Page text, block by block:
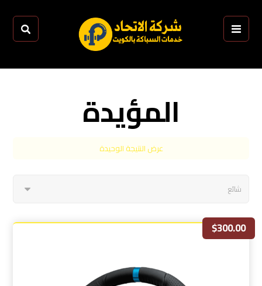
المؤيدة
عرض النتيجة الوحيدة
$300.00